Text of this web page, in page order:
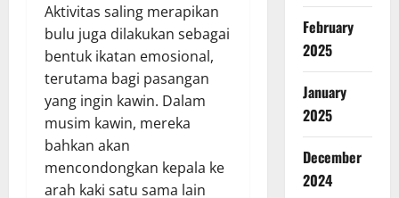
Aktivitas saling merapikan
bulu juga dilakukan sebagai
bentuk ikatan emosional,
terutama bagi pasangan
yang ingin kawin. Dalam
musim kawin, mereka
bahkan akan
mencondongkan kepala ke
arah kaki satu sama lain
February
2025
January
2025
December
2024